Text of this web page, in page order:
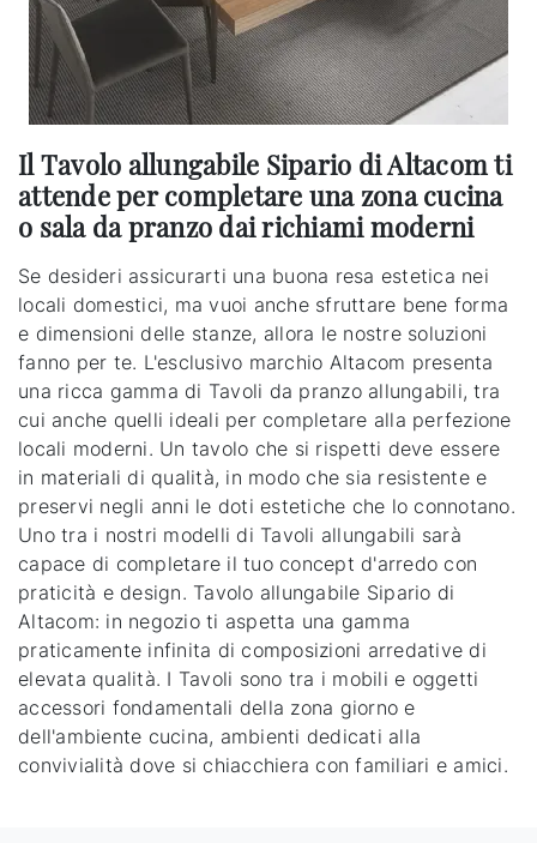
Il Tavolo allungabile Sipario di Altacom ti
attende per completare una zona cucina
o sala da pranzo dai richiami moderni
Se desideri assicurarti una buona resa estetica nei
locali domestici, ma vuoi anche sfruttare bene forma
e dimensioni delle stanze, allora le nostre soluzioni
fanno per te. L'esclusivo marchio Altacom presenta
una ricca gamma di Tavoli da pranzo allungabili, tra
cui anche quelli ideali per completare alla perfezione
locali moderni. Un tavolo che si rispetti deve essere
in materiali di qualità, in modo che sia resistente e
preservi negli anni le doti estetiche che lo connotano.
Uno tra i nostri modelli di Tavoli allungabili sarà
capace di completare il tuo concept d'arredo con
praticità e design. Tavolo allungabile Sipario di
Altacom: in negozio ti aspetta una gamma
praticamente infinita di composizioni arredative di
elevata qualità. I Tavoli sono tra i mobili e oggetti
accessori fondamentali della zona giorno e
dell'ambiente cucina, ambienti dedicati alla
convivialità dove si chiacchiera con familiari e amici.